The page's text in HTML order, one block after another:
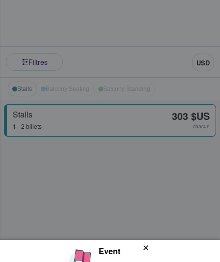
Filtres USD
Stalls Balcony Seating Balcony Standing
Stalls
1 - 2 billets
303 $US
chacun
Event